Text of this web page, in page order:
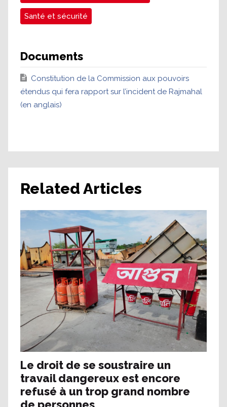
Santé et sécurité
Documents
Constitution de la Commission aux pouvoirs
étendus qui fera rapport sur l’incident de Rajmahal
(en anglais)
Related Articles
Le droit de se soustraire un
travail dangereux est encore
refusé à un trop grand nombre
de personnes